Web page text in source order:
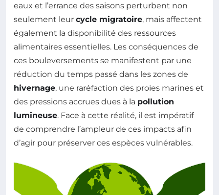
eaux et l’errance des saisons perturbent non
seulement leur cycle migratoire, mais affectent
également la disponibilité des ressources
alimentaires essentielles. Les conséquences de
ces bouleversements se manifestent par une
réduction du temps passé dans les zones de
hivernage, une raréfaction des proies marines et
des pressions accrues dues à la pollution
lumineuse. Face à cette réalité, il est impératif
de comprendre l’ampleur de ces impacts afin
d’agir pour préserver ces espèces vulnérables.